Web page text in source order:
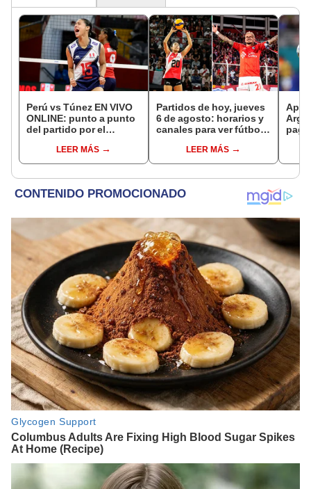
Perú vs Túnez EN VIVO
ONLINE: punto a punto
del partido por el
Vóley 2026LEER MÁS
Partidos de hoy, jueves
6 de agosto: horarios y
canales para ver fútbol
LEER MÁS